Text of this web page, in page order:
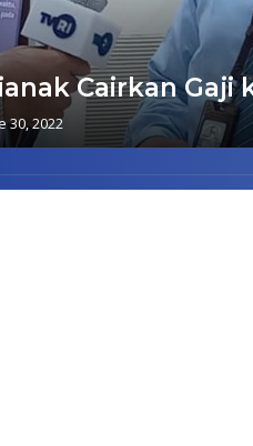
Cairkan Gaji
30, 2022